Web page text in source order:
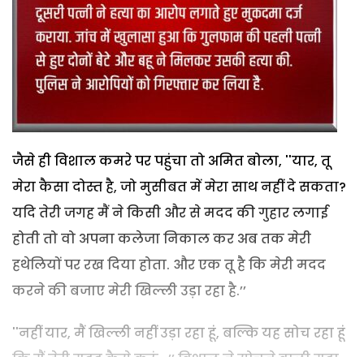
जैसे ही विशाल कमरे पर पहुंचा तो अमित बोला, ''यार, तू
मेरा कैसा दोस्त है, जो मुसीबत में मेरा साथ नहीं दे सकता?
यदि तेरी जगह मैं ने किसी और से मदद की गुहार लगाई
होती तो वो अपना कलेजा निकाल कर अब तक मेरी
हथेलियों पर रख दिया होता. और एक तू है कि मेरी मदद
करने की बजाए मेरी खिल्ली उड़ा रहा है.’’
''नहीं यार, मैं खिल्ली नहीं उड़ा रहा हूं, बल्कि यह सोच रहा हूं